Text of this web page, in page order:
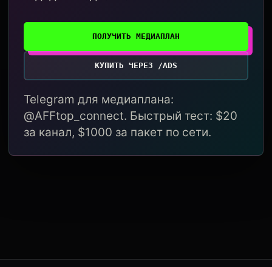
ПОЛУЧИТЬ МЕДИАПЛАН
КУПИТЬ ЧЕРЕЗ /ADS
Telegram для медиаплана:
@AFFtop_connect. Быстрый тест: $20
за канал, $1000 за пакет по сети.